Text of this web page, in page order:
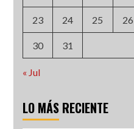
23 24 25 26
30 31
« Jul
LO MÁS RECIENTE